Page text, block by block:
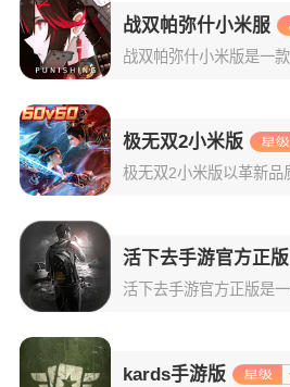
战双帕弥什小米服
极无双2小米版
活下去手游官方正版
kards手游版